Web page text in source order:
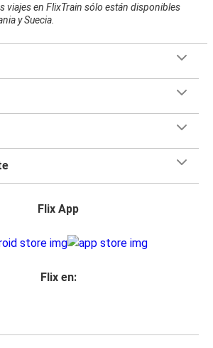
viajes en FlixTrain sólo están disponibles
y Suecia.
Flix App
Flix en: